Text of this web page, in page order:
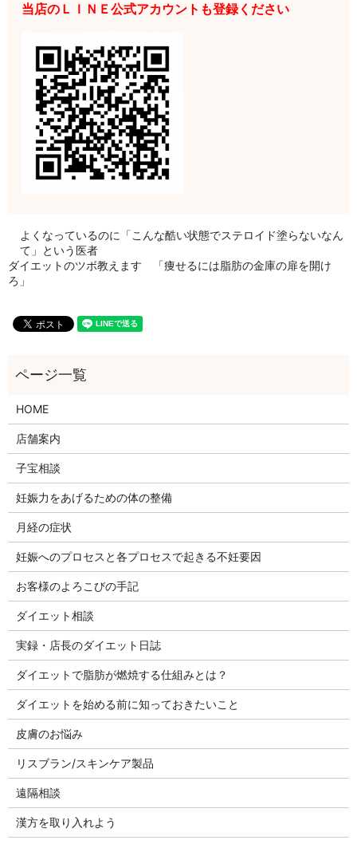
当店のＬＩＮＥ公式アカウントも登録ください
よくなっているのに「こんな酷い状態でステロイド塗らないなん
て」という医者
ダイエットのツボ教えます 「痩せるには脂肪の金庫の扉を開け
ろ」
HOME
店舗案内
子宝相談
妊娠力をあげるための体の整備
月経の症状
妊娠へのプロセスと各プロセスで起きる不妊要因
お客様のよろこびの手記
ダイエット相談
実録・店長のダイエット日誌
ダイエットで脂肪が燃焼する仕組みとは？
ダイエットを始める前に知っておきたいこと
皮膚のお悩み
リスブラン/スキンケア製品
遠隔相談
漢方を取り入れよう